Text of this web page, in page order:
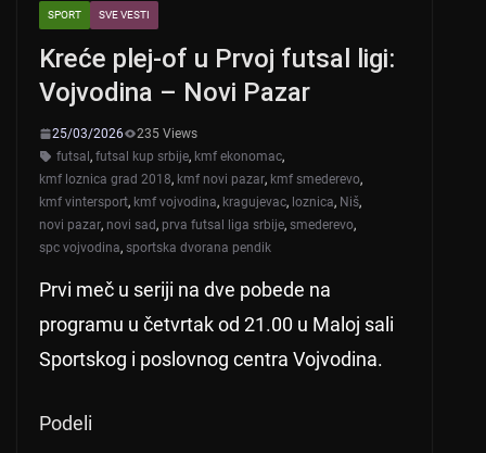
SPORT SVE VESTI
Kreće plej-of u Prvoj futsal ligi:
Vojvodina – Novi Pazar
25/03/2026
235 Views
futsal, futsal kup srbije, kmf ekonomac,
kmf loznica grad 2018, kmf novi pazar, kmf smederevo,
kmf vintersport, kmf vojvodina, kragujevac, loznica, Niš,
novi pazar, novi sad, prva futsal liga srbije, smederevo,
spc vojvodina, sportska dvorana pendik
Prvi meč u seriji na dve pobede na
programu u četvrtak od 21.00 u Maloj sali
Sportskog i poslovnog centra Vojvodina.
Podeli